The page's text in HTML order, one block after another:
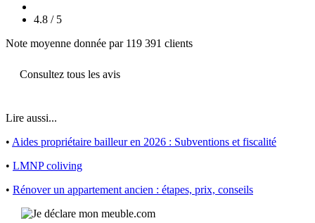
4.8 / 5
Note moyenne donnée par 119 391 clients
Consultez tous les avis
Lire aussi...
• Aides propriétaire bailleur en 2026 : Subventions et fiscalité
• LMNP coliving
• Rénover un appartement ancien : étapes, prix, conseils